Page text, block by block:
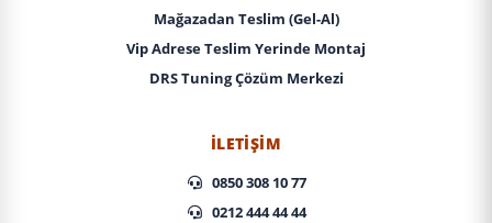
Mağazadan Teslim (Gel-Al)
Vip Adrese Teslim Yerinde Montaj
DRS Tuning Çözüm Merkezi
İLETIŞIM
0850 308 10 77
0212 444 44 44